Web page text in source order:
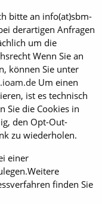
bitte an info(at)sbm-
derartigen Anfragen
um die
Wenn Sie an
können Sie unter
Um einen
ist es technisch
Sie die Cookies in
den Opt-Out-
zu wiederholen.
einer
finden Sie